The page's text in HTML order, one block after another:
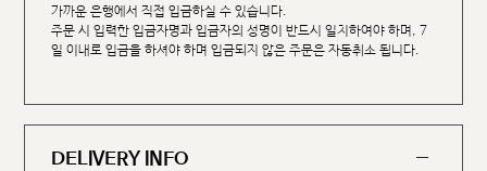
가까운 은행에서 직접 입금하실 수 있습니다.
주문 시 입력한 입금자명과 입금자의 성명이 반드시 일치하여야 하며, 7
일 이내로 입금을 하셔야 하며 입금되지 않은 주문은 자동취소 됩니다.
DELIVERY INFO